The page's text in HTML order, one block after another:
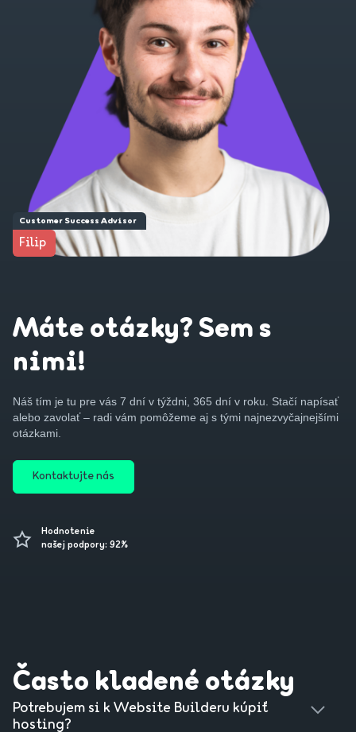
Customer Success Advisor
Filip
Máte otázky? Sem s
nimi!
Náš tím je tu pre vás 7 dní v týždni, 365 dní v roku. Stačí napísať
alebo zavolať – radi vám pomôžeme aj s tými najnezvyčajnejšími
otázkami.
Kontaktujte nás
Hodnotenie
našej podpory: 92%
Často kladené otázky
Potrebujem si k Website Builderu kúpiť
hosting?